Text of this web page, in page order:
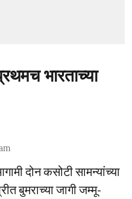
भारताच्या
दोन कसोटी सामन्यांच्या
बुमराच्या जागी जम्मू-